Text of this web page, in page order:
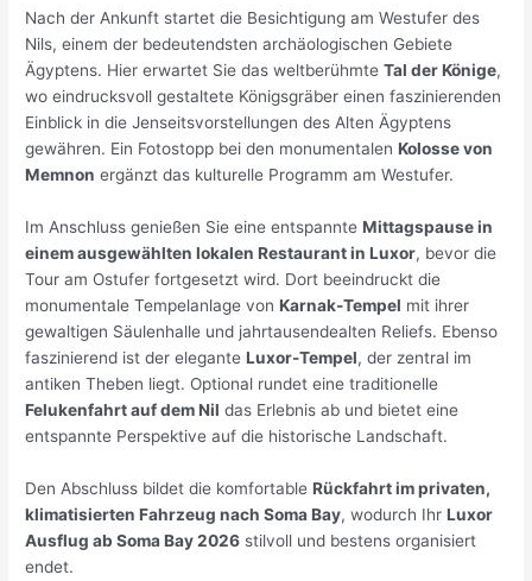
Nach der Ankunft startet die Besichtigung am Westufer des
Nils, einem der bedeutendsten archäologischen Gebiete
Ägyptens. Hier erwartet Sie das weltberühmteTal der Könige,
wo eindrucksvoll gestaltete Königsgräber einen faszinierenden
Einblick in die Jenseitsvorstellungen des Alten Ägyptens
gewähren. Ein Fotostopp bei den monumentalenKolosse von
Memnon ergänzt das kulturelle Programm am Westufer.
Im Anschluss genießen Sie eine entspannteMittagspause in
einem ausgewählten lokalen Restaurant in Luxor, bevor die
Tour am Ostufer fortgesetzt wird. Dort beeindruckt die
monumentale Tempelanlage vonKarnak-Tempel mit ihrer
gewaltigen Säulenhalle und jahrtausendealten Reliefs. Ebenso
faszinierend ist der eleganteLuxor-Tempel, der zentral im
antiken Theben liegt. Optional rundet eine traditionelle
Felukenfahrt auf dem Nil das Erlebnis ab und bietet eine
entspannte Perspektive auf die historische Landschaft.
Den Abschluss bildet die komfortableRückfahrt im privaten,
klimatisierten Fahrzeug nach Soma Bay, wodurch IhrLuxor
Ausflug ab Soma Bay 2026 stilvoll und bestens organisiert
endet.